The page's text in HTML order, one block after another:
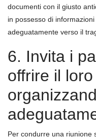
documenti con il giusto
in possesso di
adeguatamente verso il
6. Invita i
offrire il
Per condurre una riunione